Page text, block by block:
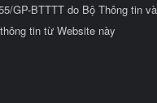
GP-BTTTT do Bộ Thông tin
tin từ Website này